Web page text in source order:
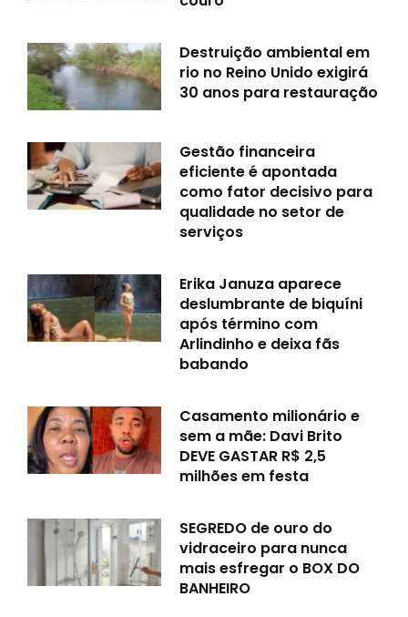
Destruição ambiental em
rio no Reino Unido exigirá
30 anos para restauração
Gestão financeira
eficiente é apontada
como fator decisivo para
qualidade no setor de
serviços
Erika Januza aparece
deslumbrante de biquíni
após término com
Arlindinho e deixa fãs
babando
Casamento milionário e
sem a mãe: Davi Brito
DEVE GASTAR R$ 2,5
milhões em festa
SEGREDO de ouro do
vidraceiro para nunca
mais esfregar o BOX DO
BANHEIRO